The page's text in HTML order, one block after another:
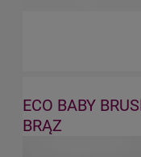
ECO BABY
BRĄZ